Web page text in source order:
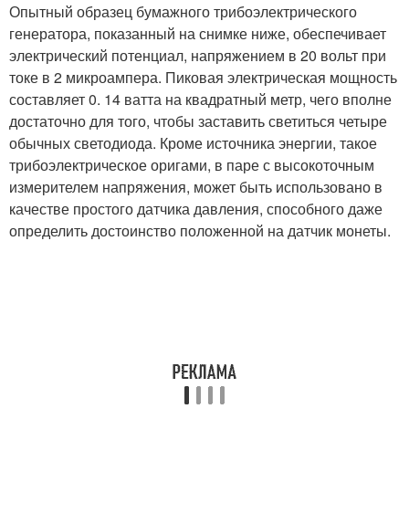
Опытный образец бумажного трибоэлектрического
генератора, показанный на снимке ниже, обеспечивает
электрический потенциал, напряжением в 20 вольт при
токе в 2 микроампера. Пиковая электрическая мощность
составляет 0. 14 ватта на квадратный метр, чего вполне
достаточно для того, чтобы заставить светиться четыре
обычных светодиода. Кроме источника энергии, такое
трибоэлектрическое оригами, в паре с высокоточным
измерителем напряжения, может быть использовано в
качестве простого датчика давления, способного даже
определить достоинство положенной на датчик монеты.